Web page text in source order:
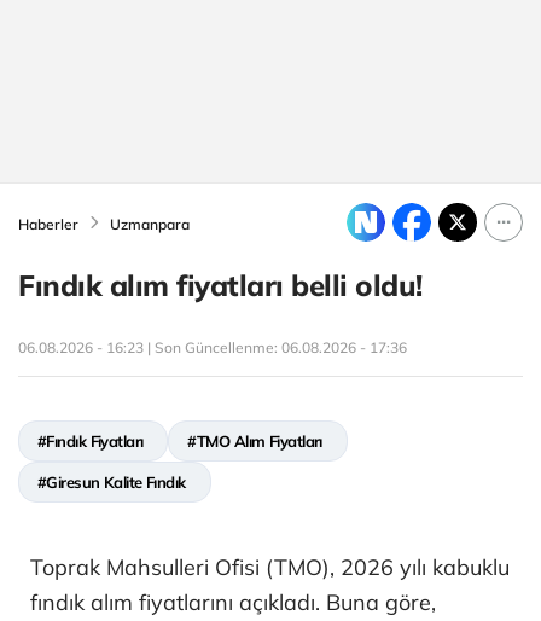
Haberler Uzmanpara
Fındık alım fiyatları belli oldu!
06.08.2026 - 16:23 | Son Güncellenme: 06.08.2026 - 17:36
#Fındık Fiyatları #TMO Alım Fiyatları
#Giresun Kalite Fındık
Toprak Mahsulleri Ofisi (TMO), 2026 yılı kabuklu
fındık alım fiyatlarını açıkladı. Buna göre,